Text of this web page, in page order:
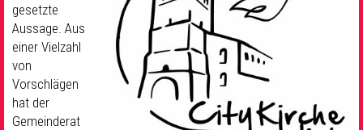
Musik& Kultur
Seelsorge & Kontakt
gesetzte
Aussage. Aus
einer Vielzahl
von
Vorschlägen
hat der
Gemeinderat